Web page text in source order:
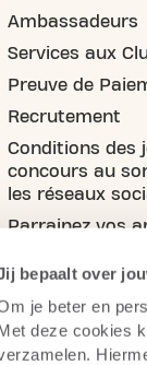
bepaalt over
je beter en
deze cookies
Ambassadeurs
Services aux
Preuve de
Recrutement
Conditions des
concours au
les réseaux
Parrainez vos